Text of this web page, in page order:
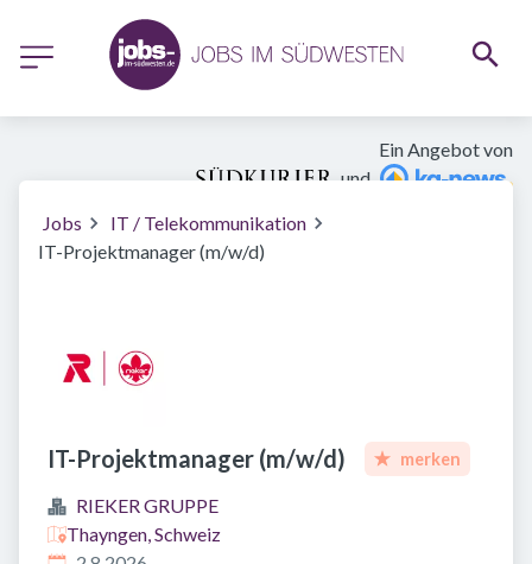
Ein Angebot von
und
Jobs
IT / Telekommunikation
IT-Projektmanager (m/w/d)
IT-Projektmanager (m/w/d) merken
RIEKER GRUPPE
Thayngen, Schweiz